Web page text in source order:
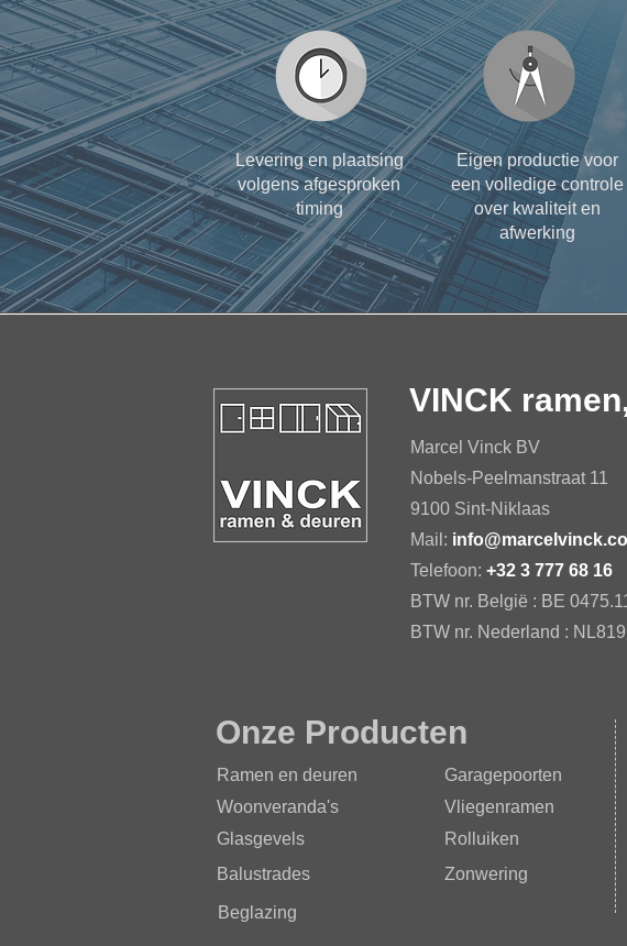
Levering en plaatsing
volgens afgesproken
timing
Eigen productie voor
een volledige controle
over kwaliteit en
afwerking
VINCK
Marcel Vinck BV
Nobels-Peelmanstraat 11
9100 Sint-Niklaas​
Mail:
Telefoon: +32 3 777 68 16
BTW nr. België : BE
BTW nr. Nederland :
Onze Producten
Ramen en deuren
Woonveranda's
Glasgevels
Balustrades
Garagepoorten
Vliegenramen
Rolluiken
Zonwering
Beglazing